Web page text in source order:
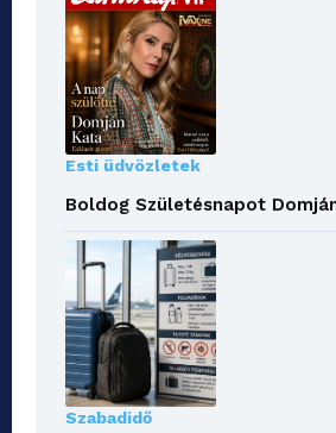
Esti üdvözletek
Boldog Születésnapot
Szabadidő